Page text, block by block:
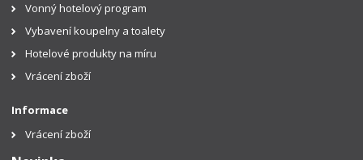
Vonný hotelový program
Vybavení koupelny a toalety
Hotelové produkty na míru
Vrácení zboží
Informace
Vrácení zboží